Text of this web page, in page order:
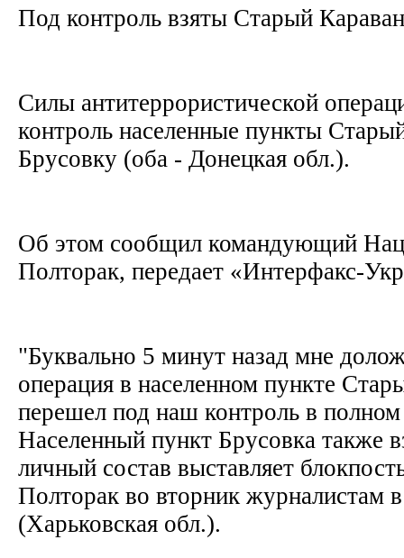
Под контроль взяты Старый
Силы антитеррористической
контроль населенные пункты
Брусовку (оба - Донецкая обл.).
Об этом сообщил командующий
Полторак, передает «Интерфакс-
"Буквально 5 минут назад мне
операция в населенном пункте
перешел под наш контроль в
Населенный пункт Брусовка также
личный состав выставляет
Полторак во вторник журналистам
(Харьковская обл.).